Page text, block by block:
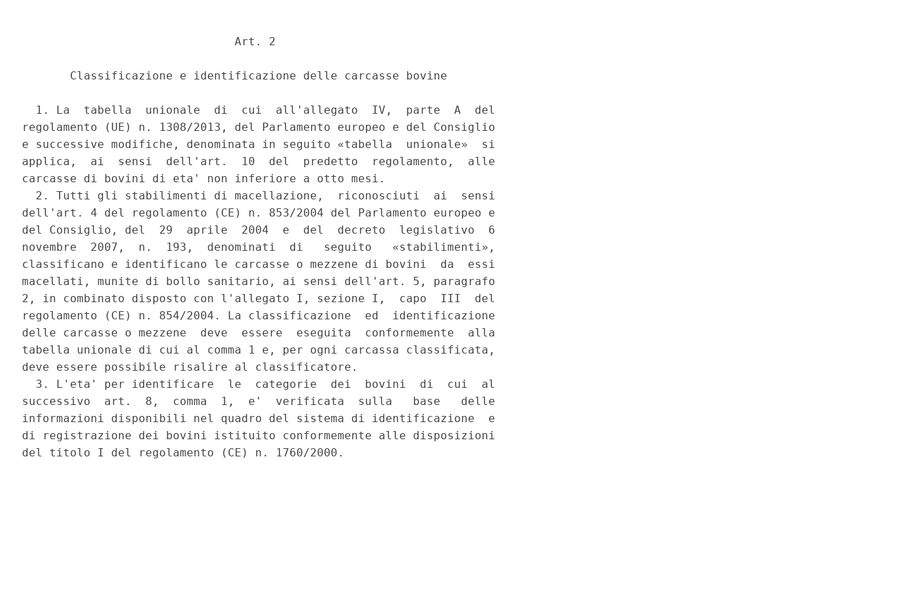
                               Art. 2
       Classificazione e identificazione delle carcasse bovine
  1. La  tabella  unionale  di  cui  all'allegato  IV,  parte  A  del
regolamento (UE) n. 1308/2013, del Parlamento europeo e del Consiglio
e successive modifiche, denominata in seguito «tabella  unionale»  si
applica,  ai  sensi  dell'art.  10  del  predetto  regolamento,  alle
carcasse di bovini di eta' non inferiore a otto mesi.
  2. Tutti gli stabilimenti di macellazione,  riconosciuti  ai  sensi
dell'art. 4 del regolamento (CE) n. 853/2004 del Parlamento europeo e
del Consiglio, del  29  aprile  2004  e  del  decreto  legislativo  6
novembre  2007,  n.  193,  denominati  di   seguito   «stabilimenti»,
classificano e identificano le carcasse o mezzene di bovini  da  essi
macellati, munite di bollo sanitario, ai sensi dell'art. 5, paragrafo
2, in combinato disposto con l'allegato I, sezione I,  capo  III  del
regolamento (CE) n. 854/2004. La classificazione  ed  identificazione
delle carcasse o mezzene  deve  essere  eseguita  conformemente  alla
tabella unionale di cui al comma 1 e, per ogni carcassa classificata,
deve essere possibile risalire al classificatore.
  3. L'eta' per identificare  le  categorie  dei  bovini  di  cui  al
successivo  art.  8,  comma  1,  e'  verificata  sulla   base   delle
informazioni disponibili nel quadro del sistema di identificazione  e
di registrazione dei bovini istituito conformemente alle disposizioni